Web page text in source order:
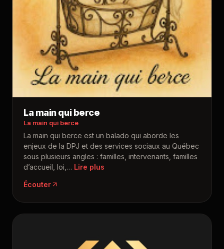
La main qui berce
La main qui berce
La main qui berce est un balado qui aborde les
enjeux de la DPJ et des services sociaux au Québec
sous plusieurs angles : familles, intervenants, familles
d’accueil, loi, …
Écouter